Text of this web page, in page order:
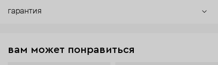
гарантия
вам может понравиться